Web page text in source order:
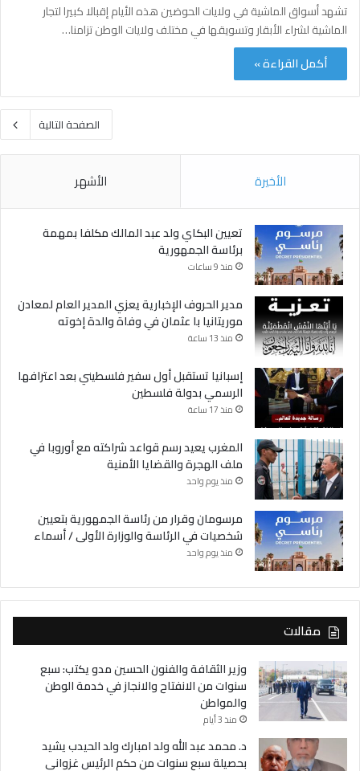
تشهد أسواق الماشية في ولايات الحوضين هذه الأيام إقبالا كبيرا لتجار
الماشية لشراء الأبقار وتسويقها في مختلف ولايات الوطن تزامنا…
أكمل القراءة »
الصفحة التالية
الأخيرة الأشهر
تعيين البكاي ولد عبد المالك مكلفا بمهمة
برئاسة الجمهورية
منذ 9 ساعات
مدير الحروف الإخبارية يعزي المدير العام لمعادن
موريتانيا با عثمان في وفاة والدة إخوته
منذ 13 ساعة
إسبانيا تستقبل أول سفير فلسطيني بعد اعترافها
الرسمي بدولة فلسطين
منذ 17 ساعة
المغرب يعيد رسم قواعد شراكته مع أوروبا في
ملف الهجرة والقضايا الأمنية
منذ يوم واحد
مرسومان وقرار من رئاسة الجمهورية بتعيين
شخصيات في الرئاسة والوزارة الأولى / أسماء
منذ يوم واحد
مقالات
وزير الثقافة والفنون الحسين مدو يكتب: سبع
سنوات من الانفتاح والانجاز في خدمة الوطن
والمواطن
منذ 3 أيام
د. محمد عبد الله ولد امبارك ولد الحيدب يشيد
بحصيلة سبع سنوات من حكم الرئيس غزواني